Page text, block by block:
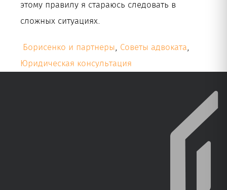
этому правилу я стараюсь следовать в
сложных ситуациях.
Борисенко и партнеры, Советы адвоката,
Юридическая консультация